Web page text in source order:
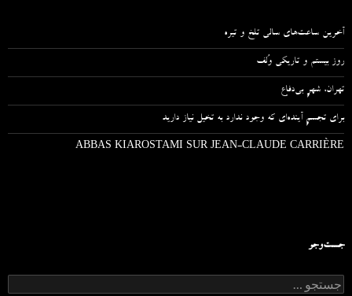
آخرین ساعت‌های سالی تلخ و تیره
روز بیستم و تاریکی وُلف
تهران، شهرِ بی‌دفاع
برای تجسمِ آینده‌ای که وجود ندارد به تخیل نیاز دارید
ABBAS KIAROSTAMI SUR JEAN-CLAUDE CARRIÈRE
جست‌وجو